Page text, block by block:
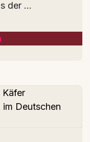
der ...